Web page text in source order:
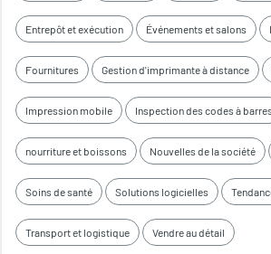
Entrepôt et exécution Événements et salons
Fournitures Gestion d'imprimante à distance
Impression mobile Inspection des codes à
nourriture et boissons Nouvelles de la société
Soins de santé Solutions logicielles
Transport et logistique Vendre au détail